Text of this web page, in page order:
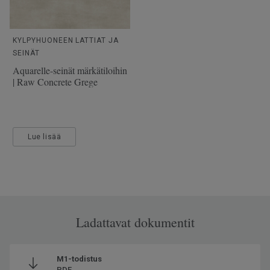
KYLPYHUONEEN LATTIAT JA
SEINÄT
Aquarelle-seinät märkätiloihin
| Raw Concrete Grege
Lue lisää
Ladattavat dokumentit
M1-todistus